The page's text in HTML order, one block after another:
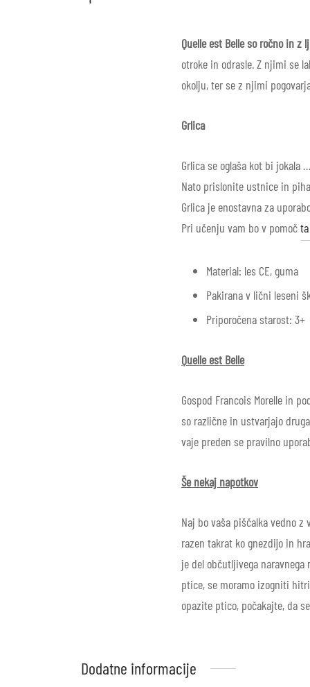
Quelle est Belle so ročno in
otroke in odrasle. Z njimi se
okolju, ter se z njimi
Grlica
Grlica se oglaša kot bi jokala
Nato prislonite ustnice in
Grlica je enostavna za
Pri učenju vam bo v pomoč
Material: les CE, guma
Pakirana v lični leseni
Priporočena starost: 3+
Quelle est Belle
Gospod Francois Morelle in
so različne in ustvarjajo
vaje preden se pravilno
Še nekaj napotkov
Naj bo vaša piščalka vedno
razen takrat ko gnezdijo in
je del občutljivega
ptice, se moramo izogniti
opazite ptico, počakajte, da
Dodatne informacije